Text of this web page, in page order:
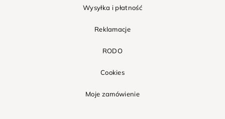
Wysyłka i płatność
Reklamacje
RODO
Cookies
Moje zamówienie